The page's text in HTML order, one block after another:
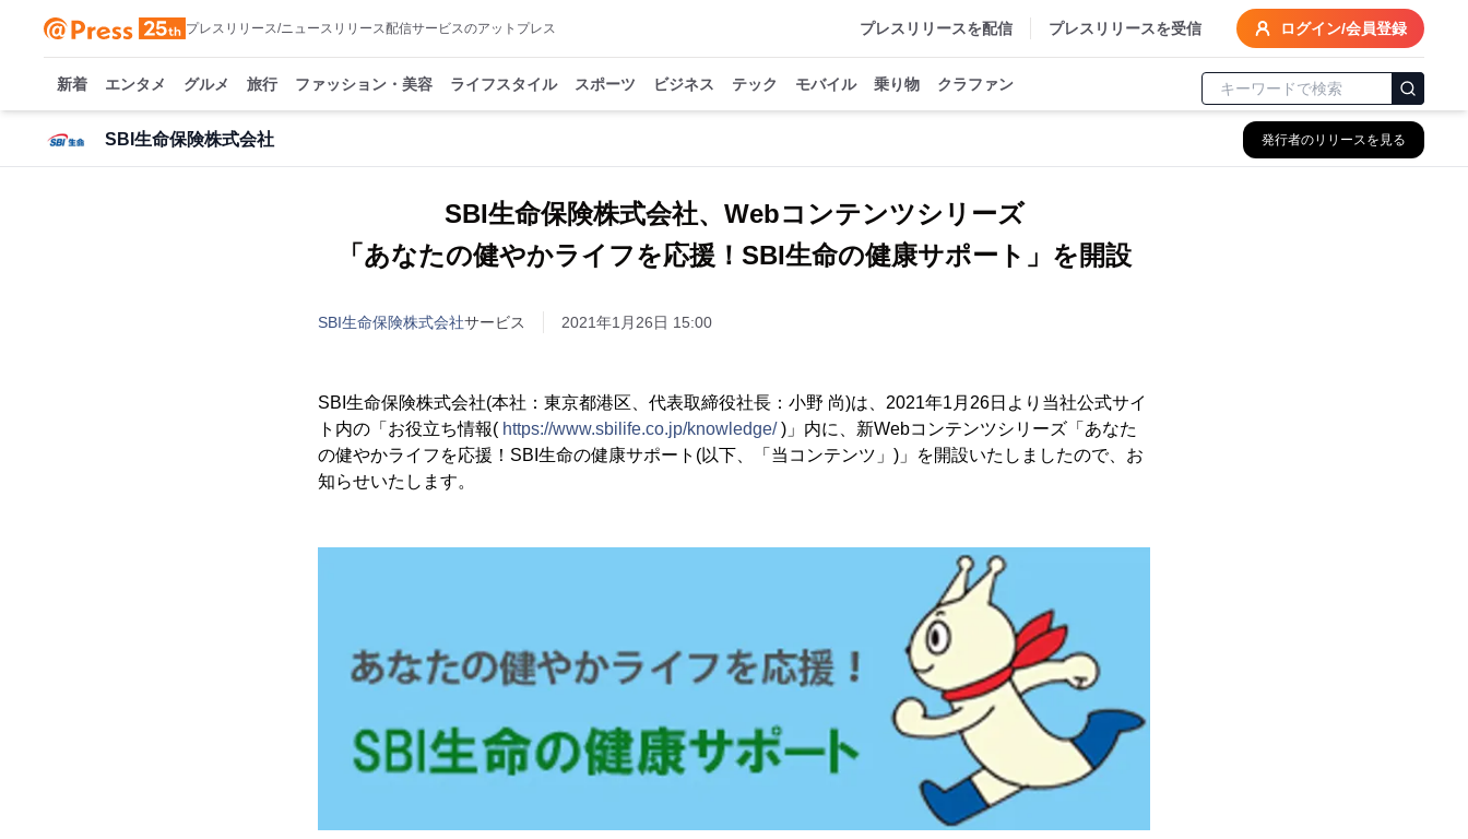
プレスリリース/ニュースリリース配信サービスのアットプレス プレスリリースを配信 プレスリリースを受信 ログイン/会員登録
新着 エンタメ グルメ 旅行 ファッション・美容 ライフスタイル スポーツ ビジネス テック モバイル 乗り物 クラファン
SBI生命保険株式会社 発行者のリリースを見る
SBI生命保険株式会社、Webコンテンツシリーズ
「あなたの健やかライフを応援！SBI生命の健康サポート」を開設
SBI生命保険株式会社サービス 2021年1月26日 15:00
SBI生命保険株式会社(本社：東京都港区、代表取締役社長：小野 尚)は、2021年1月26日より当社公式サイ
ト内の「お役立ち情報( https://www.sbilife.co.jp/knowledge/)」内に、新Webコンテンツシリーズ「あなた
の健やかライフを応援！SBI生命の健康サポート(以下、「当コンテンツ」)」を開設いたしましたので、お
知らせいたします。